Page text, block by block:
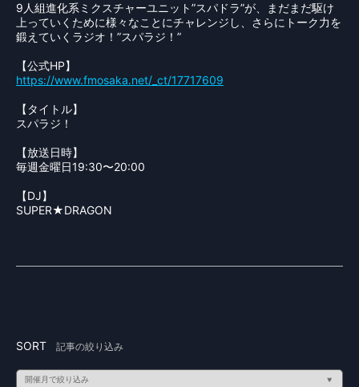
9人組進化系ミクスチャーユニット”スパドラ”が、まだまだ駆け
上っていくために様々なことにチャレンジし、さらにトーク力を
鍛えていくラジオ！”スパラジ！”
【公式HP】
https://www.fmosaka.net/_ct/17717609
【タイトル】
スパラジ！
【放送日時】
毎週金曜日19:30〜20:00
【DJ】
SUPER★DRAGON
SORT 記事の絞り込み